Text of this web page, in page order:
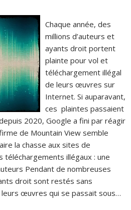
Chaque année, des
millions d’auteurs et
ayants droit portent
plainte pour vol et
téléchargement illégal
de leurs œuvres sur
Internet. Si auparavant,
ces plaintes passaient
2020, Google a fini par réagir
de Mountain View semble
la chasse aux sites de
téléchargements illégaux : une
Pendant de nombreuses
droit sont restés sans
œuvres qui se passait sous…